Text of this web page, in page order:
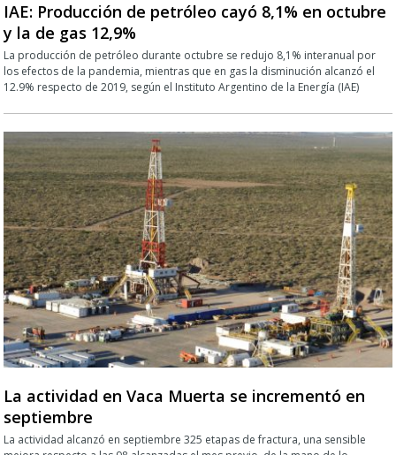
IAE: Producción de petróleo cayó 8,1% en octubre
y la de gas 12,9%
La producción de petróleo durante octubre se redujo 8,1% interanual por
los efectos de la pandemia, mientras que en gas la disminución alcanzó el
12.9% respecto de 2019, según el Instituto Argentino de la Energía (IAE)
La actividad en Vaca Muerta se incrementó en
septiembre
La actividad alcanzó en septiembre 325 etapas de fractura, una sensible